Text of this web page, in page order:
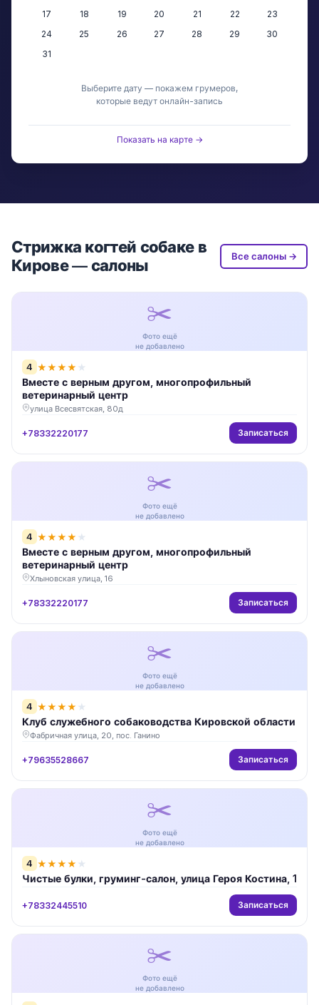
17
18 19 20 21 22
23
24
25 26 27 28 29
30
31
Выберите дату — покажем грумеров,
которые ведут онлайн-запись
Показать на карте →
Стрижка когтей собаке в
Кирове — салоны
Все салоны →
✂️
Фото ещё
не добавлено
4 ★★★★ ★
Вместе с верным другом, многопрофильный
ветеринарный центр
улица Всесвятская, 80д
+78332220177 Записаться
✂️
Фото ещё
не добавлено
4 ★★★★ ★
Вместе с верным другом, многопрофильный
ветеринарный центр
Хлыновская улица, 16
+78332220177 Записаться
✂️
Фото ещё
не добавлено
4 ★★★★ ★
Клуб служебного собаководства Кировской области
Фабричная улица, 20, пос. Ганино
+79635528667 Записаться
✂️
Фото ещё
не добавлено
4 ★★★★ ★
Чистые булки, груминг-салон, улица Героя Костина, 1
+78332445510 Записаться
✂️
Фото ещё
не добавлено